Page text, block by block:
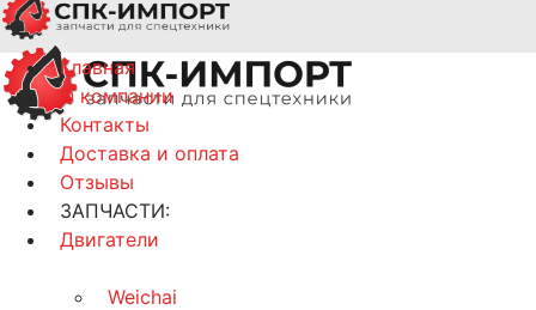
Главная
О компании
Контакты
Доставка и оплата
Отзывы
ЗАПЧАСТИ:
Двигатели
Weichai